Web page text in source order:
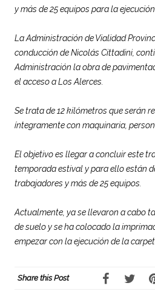
y más de 25 equipos para la
La Administración de Vialidad
conducción de Nicolás Cittadini,
Administración la obra de
el acceso a Los Alerces.
Se trata de 12 kilómetros que serán
íntegramente con maquinaria,
El objetivo es llegar a concluir este
temporada estival y para ello están
trabajadores y más de 25 equipos.
Actualmente, ya se llevaron a cabo
de suelo y se ha colocado la
empezar con la ejecución de la
Share this Post